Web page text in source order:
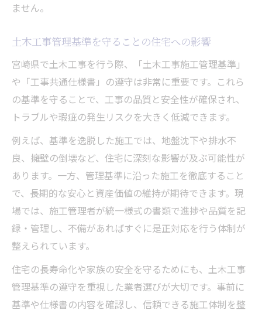
ません。
土木工事管理基準を守ることの住宅への影響
宮崎県で土木工事を行う際、「土木工事施工管理基準」
や「工事共通仕様書」の遵守は非常に重要です。これら
の基準を守ることで、工事の品質と安全性が確保され、
トラブルや瑕疵の発生リスクを大きく低減できます。
例えば、基準を逸脱した施工では、地盤沈下や排水不
良、擁壁の倒壊など、住宅に深刻な影響が及ぶ可能性が
あります。一方、管理基準に沿った施工を徹底すること
で、長期的な安心と資産価値の維持が期待できます。現
場では、施工管理者が統一様式の書類で進捗や品質を記
録・管理し、不備があればすぐに是正対応を行う体制が
整えられています。
住宅の長寿命化や家族の安全を守るためにも、土木工事
管理基準の遵守を重視した業者選びが大切です。事前に
基準や仕様書の内容を確認し、信頼できる施工体制を整